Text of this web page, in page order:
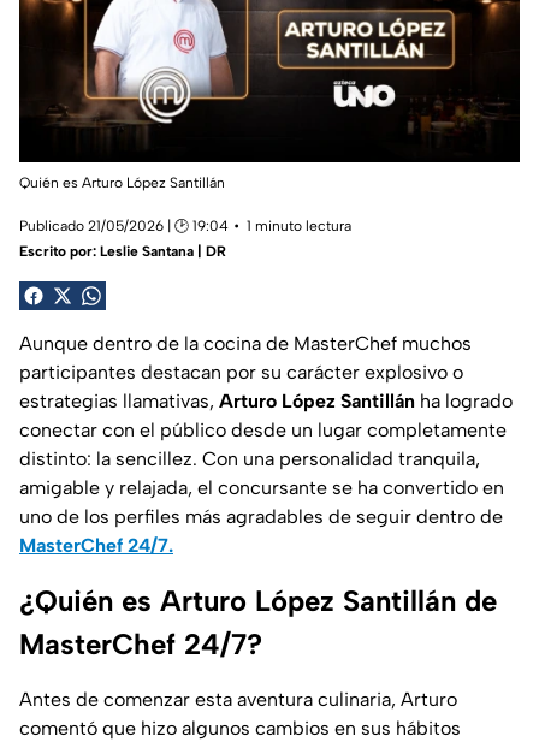
Quién es Arturo López Santillán
Publicado 21/05/2026 | 🕑 19:04
1 minuto lectura
Escrito por: Leslie Santana | DR
Aunque dentro de la cocina de MasterChef muchos
participantes destacan por su carácter explosivo o
estrategias llamativas, Arturo López Santillán ha logrado
conectar con el público desde un lugar completamente
distinto: la sencillez. Con una personalidad tranquila,
amigable y relajada, el concursante se ha convertido en
uno de los perfiles más agradables de seguir dentro de
MasterChef 24/7.
¿Quién es Arturo López Santillán de
MasterChef 24/7?
Antes de comenzar esta aventura culinaria, Arturo
comentó que hizo algunos cambios en sus hábitos